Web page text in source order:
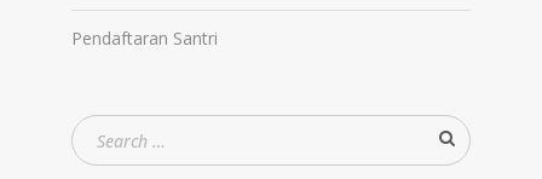
Pendaftaran Santri